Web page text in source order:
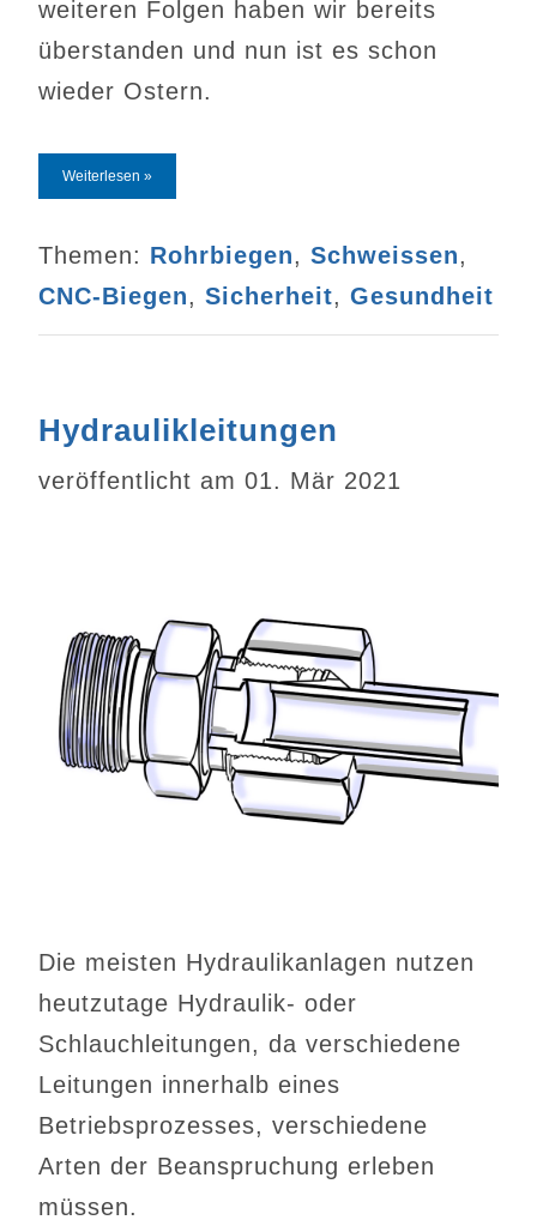
weiteren Folgen haben wir bereits
überstanden und nun ist es schon
wieder Ostern.
Weiterlesen »
Themen: Rohrbiegen,Schweissen,
CNC-Biegen,Sicherheit,Gesundheit
Hydraulikleitungen
veröffentlicht am 01. Mär 2021
Die meisten Hydraulikanlagen nutzen
heutzutage Hydraulik- oder
Schlauchleitungen, da verschiedene
Leitungen innerhalb eines
Betriebsprozesses, verschiedene
Arten der Beanspruchung erleben
müssen.